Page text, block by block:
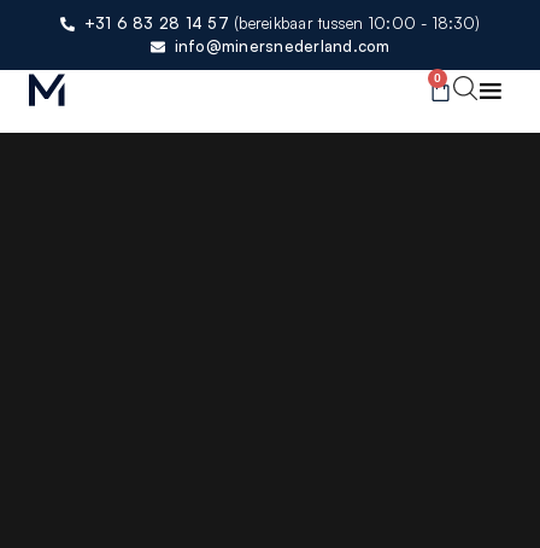
+31 6 83 28 14 57 (bereikbaar tussen 10:00 - 18:30)
info@minersnederland.com
0